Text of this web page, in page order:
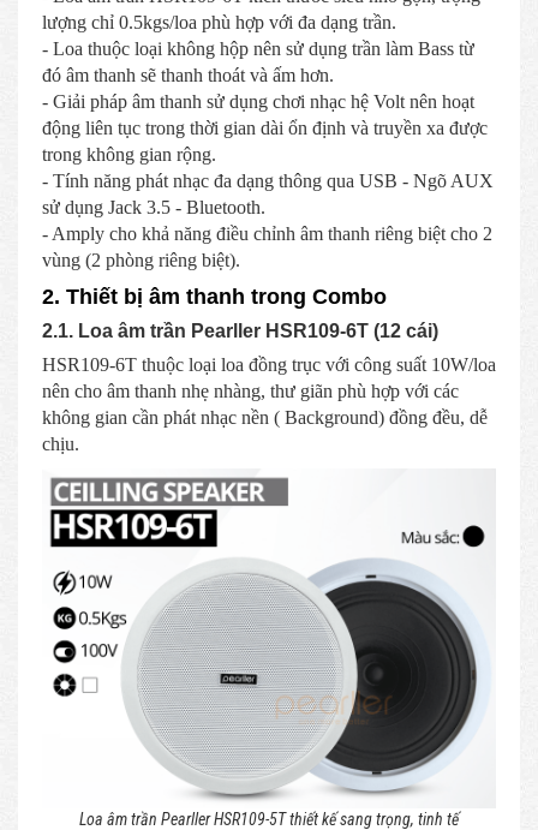
lượng chỉ 0.5kgs/loa phù hợp với đa dạng trần.
- Loa thuộc loại không hộp nên sử dụng trần làm Bass từ
đó âm thanh sẽ thanh thoát và ấm hơn.
- Giải pháp âm thanh sử dụng chơi nhạc hệ Volt nên hoạt
động liên tục trong thời gian dài ổn định và truyền xa được
trong không gian rộng.
- Tính năng phát nhạc đa dạng thông qua USB - Ngõ AUX
sử dụng Jack 3.5 - Bluetooth.
- Amply cho khả năng điều chỉnh âm thanh riêng biệt cho 2
vùng (2 phòng riêng biệt).
2. Thiết bị âm thanh trong Combo
2.1. Loa âm trần Pearller HSR109-6T (12 cái)
HSR109-6T thuộc loại loa đồng trục với công suất 10W/loa
nên cho âm thanh nhẹ nhàng, thư giãn phù hợp với các
không gian cần phát nhạc nền ( Background) đồng đều, dễ
chịu.
Loa âm trần Pearller HSR109-5T thiết kế sang trọng, tinh tế